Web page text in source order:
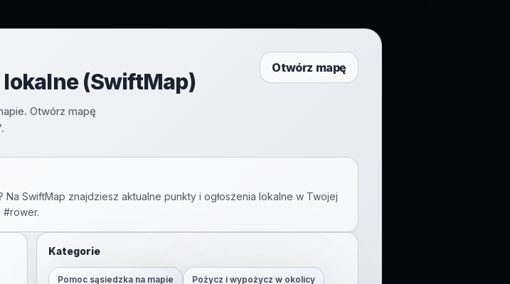
lokalne (SwiftMap)
Otwórz mapę
Otwórz mapę
Na SwiftMap znajdziesz aktualne punkty i ogłoszenia lokalne w Twojej
#rower.
Kategorie
Pomoc sąsiedzka na mapie Pożycz i wypożycz w okolicy